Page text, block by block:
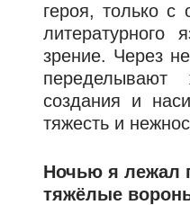
героя, только
зрение. Через
создания и
тяжесть и
Ночью я лежал
тяжёлые